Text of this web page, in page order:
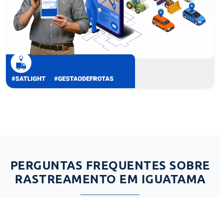
PERGUNTAS FREQUENTES SOBRE
RASTREAMENTO EM IGUATAMA